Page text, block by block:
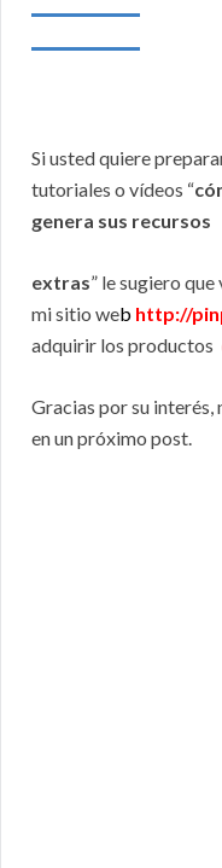
Si usted quiere
tutoriales o vídeos “
genera sus recursos
extras” le sugiero
mi sitio web http://
adquirir los productos
Gracias por su interés,
en un próximo post.